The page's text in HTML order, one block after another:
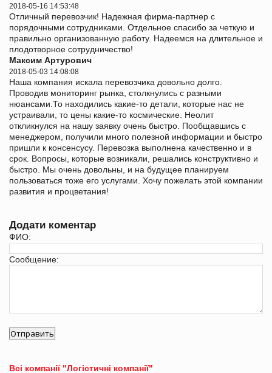
2018-05-16 14:53:48
Отличный перевозчик! Надежная фирма-партнер с
порядочными сотрудниками. Отдельное спасибо за четкую и
правильно организованную работу. Надеемся на длительное и
плодотворное сотрудничество!
Максим Артурович
2018-05-03 14:08:08
Наша компания искала перевозчика довольно долго.
Проводив мониторинг рынка, столкнулись с разными
нюансами.То находились какие-то детали, которые нас не
устраивали, то цены какие-то космические. Неолит
откликнулся на нашу заявку очень быстро. Пообщавшись с
менеджером, получили много полезной информации и быстро
пришли к консенсусу. Перевозка выполнена качественно и в
срок. Вопросы, которые возникали, решались конструктивно и
быстро. Мы очень довольны, и на будущее планируем
пользоваться тоже его услугами. Хочу пожелать этой компании
развития и процветания!
Додати коментар
ФИО:
Сообщение:
Всі компанії "Логістичні компанії"